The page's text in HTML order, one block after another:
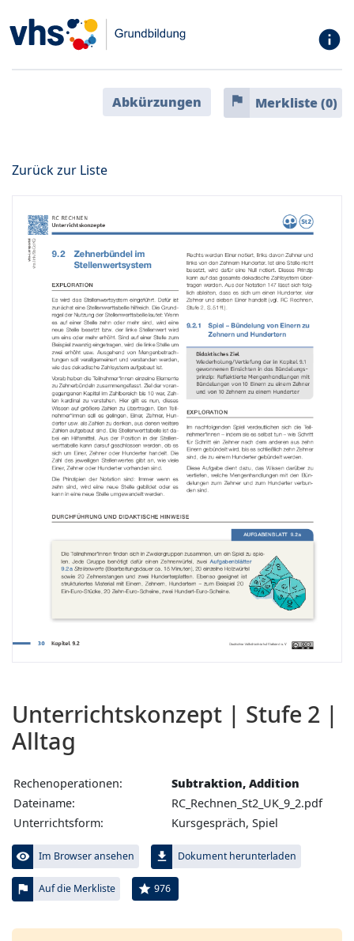
info
Abkürzungen flag Merkliste (0)
Zurück zur Liste
Unterrichtskonzept | Stufe 2 |
Alltag
Rechenoperationen:
Subtraktion, Addition
Dateiname:
RC_Rechnen_St2_UK_9_2.pdf
Unterrichtsform:
Kursgespräch, Spiel
visibility Im Browser ansehen file_download Dokument herunterladen
flag Auf die Merkliste star 976